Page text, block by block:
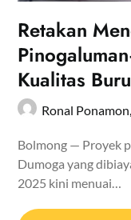
Retakan
Kualitas
Ronal Ponamon,
Bolmong — Proyek
Dumoga yang
2025 kini menuai…